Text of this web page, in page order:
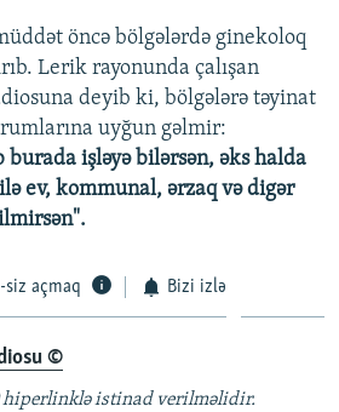
öncə bölgələrdə ginekoloq
Lerik rayonunda çalışan
deyib ki, bölgələrə təyinat
uyğun gəlmir:
burada işləyə bilərsən, əks halda
ev, kommunal, ərzaq və digər
siz açmaq Bizi izlə
©
hiperlinklə istinad verilməlidir.